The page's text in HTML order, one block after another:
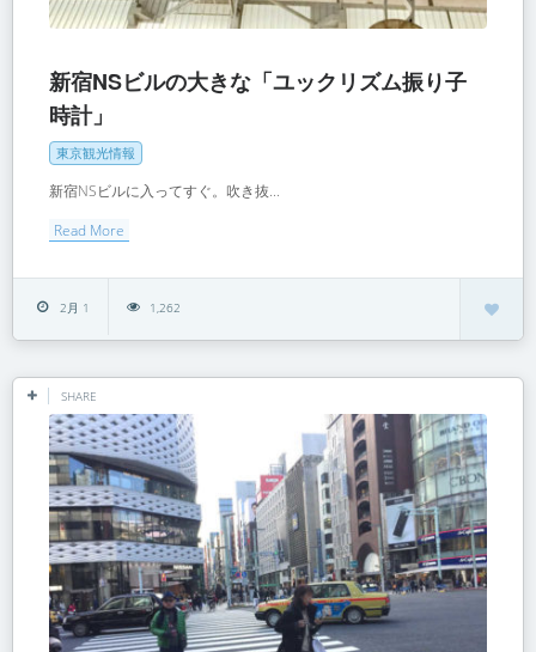
新宿NSビルの大きな「ユックリズム振り子
時計」
東京観光情報
新宿NSビルに入ってすぐ。吹き抜...
Read More
2月 1 1,262
SHARE